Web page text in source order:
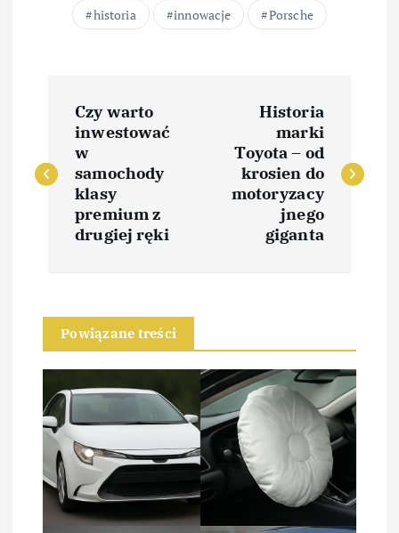
historia innowacje Porsche
w
a
c
a
w
Czy warto
inwestować
w
samochody
klasy
premium z
drugiej ręki
Historia
marki
Toyota – od
krosien do
motoryzacy
jnego
giganta
Powiązane treści